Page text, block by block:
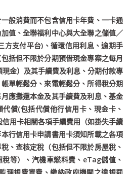
般消費而不包含信用卡年費、一卡通
值、全聯福利中心與大全聯之儲值／
方支付平台)、循環信用利息、逾期手
括但不限於分期預借現金專案之每月
金）及其手續費及利息、分期付款專
單輕鬆分、來電輕鬆分、所得稅分期
應攤還本金及其手續費及利息、基金
償(包括代償他行信用卡、現金卡、
用卡相關各項手續費用（如掛失手續
行信用卡申請書用卡須知所載之各項
、查核定稅（包括但不限於房屋稅、
等）、汽機車燃料費、eTag儲值、